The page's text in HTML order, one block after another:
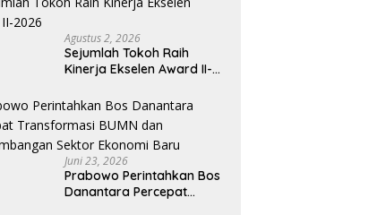
Agustus 2, 2026
Sejumlah Tokoh Raih
Kinerja Ekselen Award II-
Juni 23, 2026
Prabowo Perintahkan Bos
Danantara Percepat